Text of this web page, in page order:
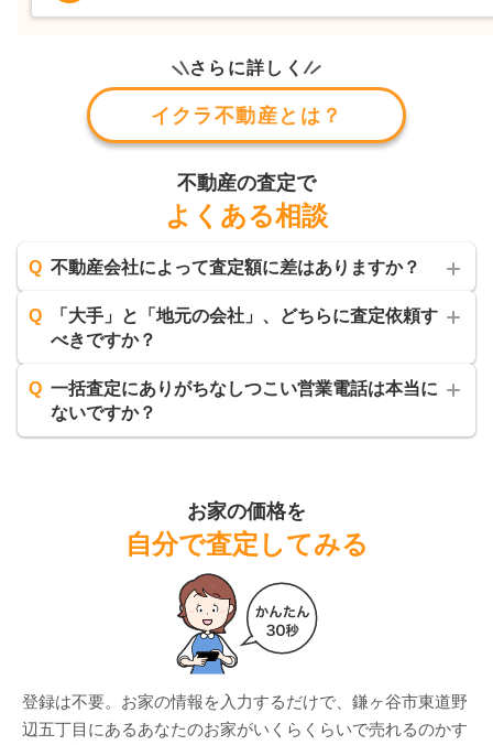
さらに詳しく
イクラ不動産とは？
不動産の査定で
よくある相談
Q 不動産会社によって査定額に差はありますか？
Q
「大手」と「地元の会社」、どちらに査定依頼す
べきですか？
Q 一括査定にありがちなしつこい営業電話は本当に
ないですか？
お家の価格を
自分で査定してみる
登録は不要。お家の情報を入力するだけで、 鎌ヶ谷市東道野
辺五丁目 にあるあなたのお家がいくらくらいで売れるのかす